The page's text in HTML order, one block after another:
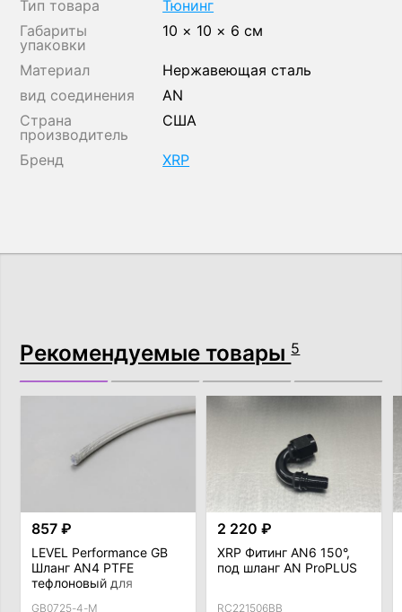
Тип товара
Тюнинг
Габариты
упаковки
10 × 10 × 6 см
Материал
Нержавеющая сталь
вид соединения
AN
Страна
производитель
США
Бренд XRP
Рекомендуемые товары5
857 ₽
LEVEL Performance GB
Шланг AN4 PTFE
тефлоновый для
GB0725-4-M
2 220 ₽
XRP Фитинг AN6 150°,
под шланг AN ProPLUS
RC221506BB